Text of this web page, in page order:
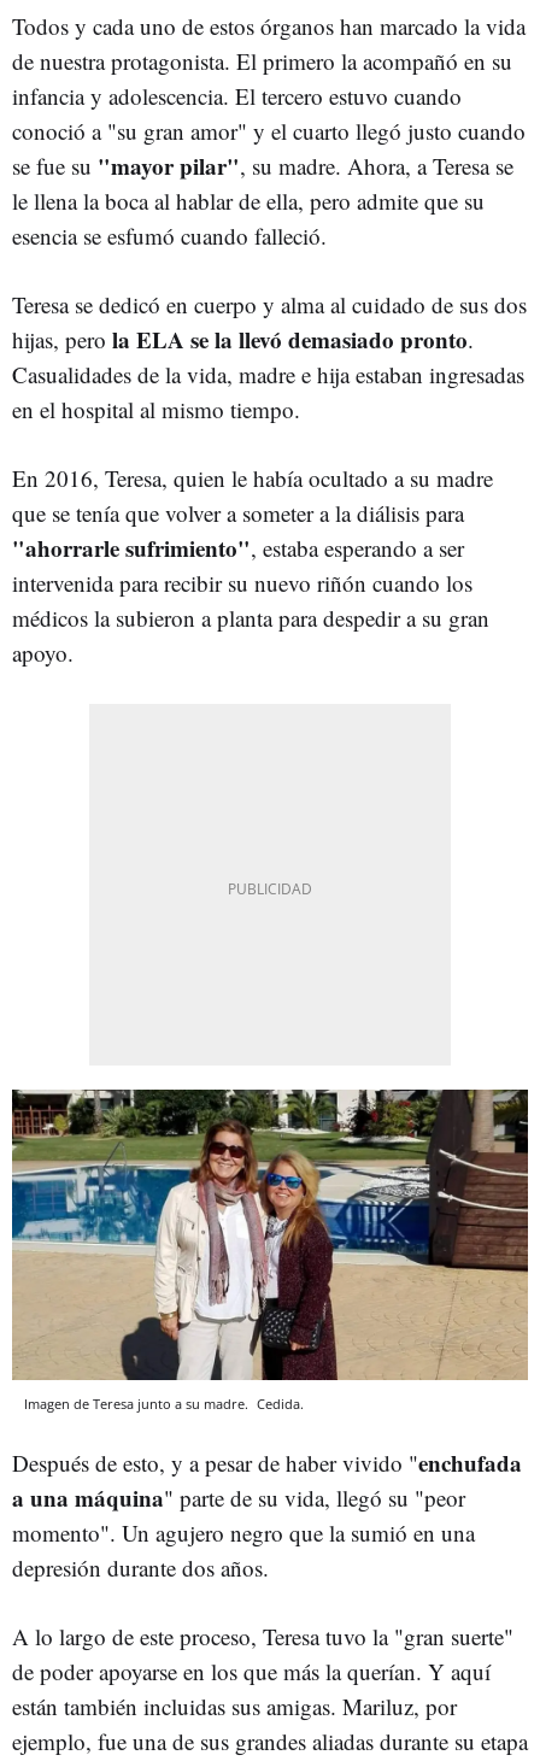
Todos y cada uno de estos órganos han marcado la vida
de nuestra protagonista. El primero la acompañó en su
infancia y adolescencia. El tercero estuvo cuando
conoció a "su gran amor" y el cuarto llegó justo cuando
se fue su "mayor pilar", su madre. Ahora, a Teresa se
le llena la boca al hablar de ella, pero admite que su
esencia se esfumó cuando falleció.
Teresa se dedicó en cuerpo y alma al cuidado de sus dos
hijas, pero la ELA se la llevó demasiado pronto.
Casualidades de la vida, madre e hija estaban ingresadas
en el hospital al mismo tiempo.
En 2016, Teresa, quien le había ocultado a su madre
que se tenía que volver a someter a la diálisis para
"ahorrarle sufrimiento", estaba esperando a ser
intervenida para recibir su nuevo riñón cuando los
médicos la subieron a planta para despedir a su gran
apoyo.
Imagen de Teresa junto a su madre. Cedida.
Después de esto, y a pesar de haber vivido "enchufada
a una máquina" parte de su vida, llegó su "peor
momento". Un agujero negro que la sumió en una
depresión durante dos años.
A lo largo de este proceso, Teresa tuvo la "gran suerte"
de poder apoyarse en los que más la querían. Y aquí
están también incluidas sus amigas. Mariluz, por
ejemplo, fue una de sus grandes aliadas durante su etapa